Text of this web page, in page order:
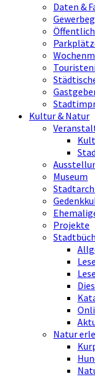
Daten &
Kultur & Natur
Museum
Projekte
Natur